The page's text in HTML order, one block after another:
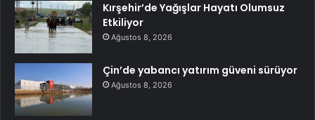
Kırşehir’de Yağışlar Hayatı Olumsuz
Etkiliyor
Ağustos 8, 2026
Çin’de yabancı yatırım güveni sürüyor
Ağustos 8, 2026